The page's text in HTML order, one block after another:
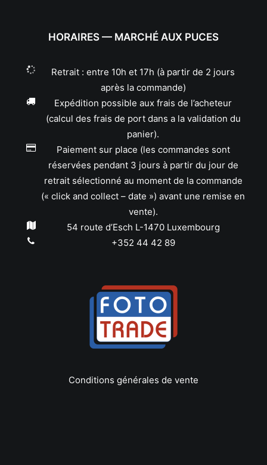
HORAIRES — MARCHÉ AUX PUCES
Retrait : entre 10h et 17h (à partir de 2 jours
après la commande)
Expédition possible aux frais de l’acheteur
(calcul des frais de port dans a la validation du
panier).
Paiement sur place (les commandes sont
réservées pendant 3 jours à partir du jour de
retrait sélectionné au moment de la commande
(« click and collect – date ») avant une remise en
vente).
54 route d’Esch L-1470 Luxembourg
+352 44 42 89
Conditions générales de vente